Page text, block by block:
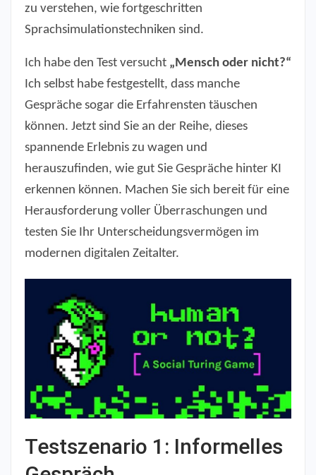
zu verstehen, wie fortgeschritten
Sprachsimulationstechniken sind.
Ich habe den Test versucht „Mensch oder nicht?“
Ich selbst habe festgestellt, dass manche
Gespräche sogar die Erfahrensten täuschen
können. Jetzt sind Sie an der Reihe, dieses
spannende Erlebnis zu wagen und
herauszufinden, wie gut Sie Gespräche hinter KI
erkennen können. Machen Sie sich bereit für eine
Herausforderung voller Überraschungen und
testen Sie Ihr Unterscheidungsvermögen im
modernen digitalen Zeitalter.
Testszenario 1: Informelles